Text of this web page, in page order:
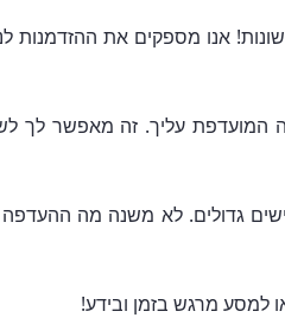
אנו מספקים את ההזדמנות
עליך. זה מאפשר לך
אישים גדולים. לא משנה מה
למסע מרגש בזמן ובידע!